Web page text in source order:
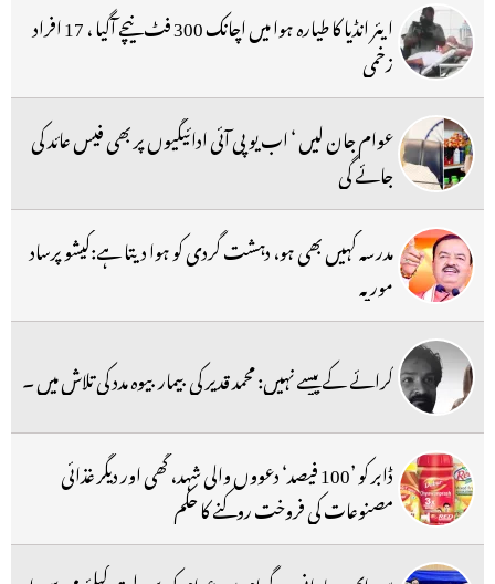
ایئر انڈیا کا طیارہ ہوا میں اچانک 300 فٹ نیچے آگیا ، 17 افراد
زخمی
عوام جان لیں ‘ اب یو پی آئی ادائیگیوں پر بھی فیس عائد کی
جائے گی
مدرسہ کہیں بھی ہو، دہشت گردی کو ہوا دیتا ہے:کیشو پرساد
موریہ
کرائے کے پیسے نہیں: محمد قدیر کی بیمار بیوہ مدد کی تلاش میں ۔
ڈابر کو ’100 فیصد‘ دعووں والی شہد، گھی اور دیگر غذائی
مصنوعات کی فروخت روکنے کا حکم